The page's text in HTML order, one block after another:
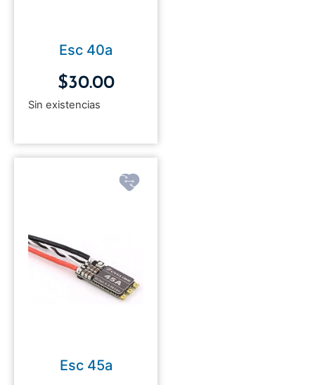
Esc 40a
$30.00
Sin existencias
Esc 45a